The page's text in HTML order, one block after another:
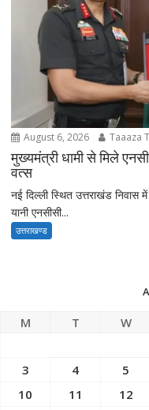
August 6, 2026 Taaaza
मुख्यमंत्री धामी से मिले
वत्स
नई दिल्ली स्थित उत्तराखंड निवास
यानी एनसीसी...
उत्तराखण्ड
M T W
3
4 5
10
11 12